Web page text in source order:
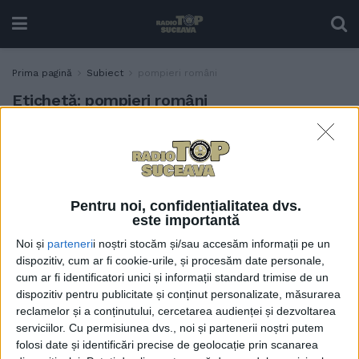
Pentru noi, confidențialitatea dvs.
este importantă
Noi și partenerii noștri stocăm și/sau accesăm informații pe un
dispozitiv, cum ar fi cookie-urile, și procesăm date personale,
cum ar fi identificatori unici și informații standard trimise de un
dispozitiv pentru publicitate și conținut personalizate, măsurarea
reclamelor și a conținutului, cercetarea audienței și dezvoltarea
serviciilor. Cu permisiunea dvs., noi și partenerii noștri putem
folosi date și identificări precise de geolocație prin scanarea
Prima pagină Subiect pompieri români
Etichetă: pompieri români
Incendii Grecia: O inimă
desenată de un copil,
pentru pompierii români
ACTUALITATE
Alin Găleată: ”Sînt cel mai
fericit om de pe pămînt”
1 SEPTEMBRIE, 2021
Mănăstire din Grecia